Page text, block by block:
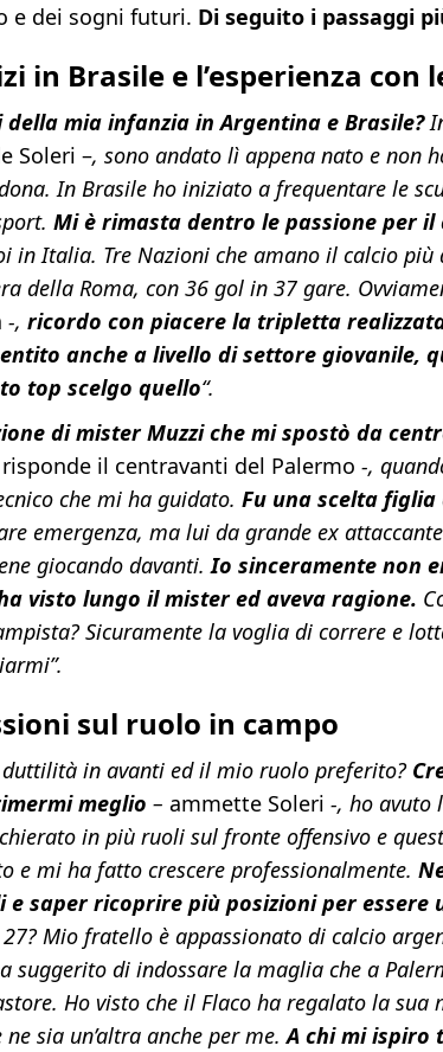
e dei sogni futuri. Di seguito i passaggi
in Brasile e l’esperienza con
della mia infanzia in Argentina e Brasile?
Soleri –, sono andato lì appena nato e non
In Brasile ho iniziato a frequentare le
Mi è rimasta dentro le passione per il
in Italia. Tre Nazioni che amano il calcio più
della Roma, con 36 gol in 37 gare.
-, ricordo con piacere la tripletta
anche a livello di settore giovanile,
top scelgo quello“.
di mister Muzzi che mi spostò da
risponde il centravanti del Palermo -,
che mi ha guidato. Fu una scelta
emergenza, ma lui da grande ex
giocando davanti.Io sinceramente non
visto lungo il mister ed aveva ragione.
Sicuramente la voglia di correre e
sul ruolo in campo
duttilità in avanti ed il mio ruolo preferito?
meglio – ammette Soleri -, ho avuto
in più ruoli sul fronte offensivo e
e mi ha fatto crescere professionalmente.
e saper ricoprire più posizioni per essere
Mio fratello è appassionato di calcio
suggerito di indossare la maglia che a
Ho visto che il Flaco ha regalato la
ne sia un’altra anche per me.A chi mi ispiro